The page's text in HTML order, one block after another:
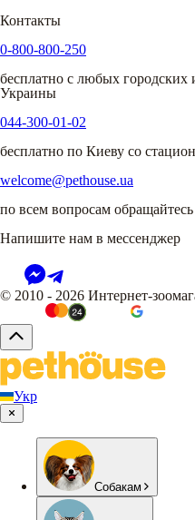
Контакты
0-800-800-250
бесплатно с любых городских
Украины
044-300-01-02
бесплатно по Киеву со
welcome@pethouse.ua
по всем вопросам
Напишите нам в мессенджер
© 2010 - 2026 Интернет-
Укр
Собакам